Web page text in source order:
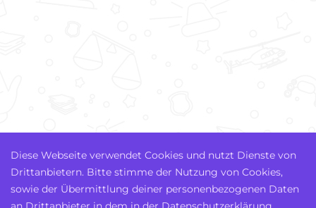
Diese Webseite verwendet Cookies und nutzt Dienste von
Drittanbietern. Bitte stimme der Nutzung von Cookies,
sowie der Übermittlung deiner personenbezogenen Daten